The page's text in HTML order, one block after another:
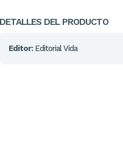
DETALLES DEL PRODUCTO
Editor: Editorial Vida